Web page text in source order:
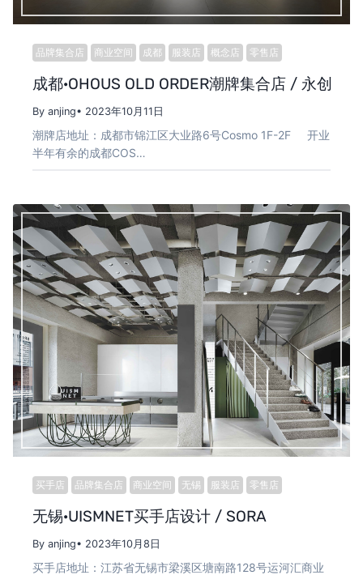
品牌集合店 商业空间 成都 服装店 概念店 零售店
成都·OHOUS OLD ORDER潮牌集合店 / 永创
By anjing• 2023年10月11日
潮牌店地址：成都市锦江区大业路6号Cosmo 1F-2F 开业
半年有余的成都COS…
买手店 品牌集合店 商业空间 无锡 服装店 零售店
无锡·UISMNET买手店设计 / SORA
By anjing• 2023年10月8日
买手店地址：江苏省无锡市梁溪区塘南路128号运河汇商业